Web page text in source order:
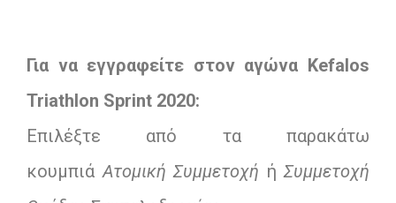
Για να εγγραφείτε στον αγώνα Kefalos
Triathlon Sprint 2020:
Επιλέξτε από τα παρακάτω
κουμπιάΑτομική Συμμετοχή ή Συμμετοχή